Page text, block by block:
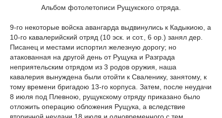
Альбом фотолетописи Рущукского отряда.
9-го некоторые войска авангарда выдвинулись к Кадыкиою, а
10-го кавалерийский отряд (10 эск. и сот., 6 ор.) занял дер.
Писанец и местами испортил железную дорогу; но
атакованная на другой день от Рущука и Разграда
неприятельским отрядом из 3 родов оружия, наша
кавалерия вынуждена были отойти к Сваленику, занятому, к
тому времени бригадою 13-го корпуса. Затем, после неудачи
8 июля под Плевною, рущукскому отряду приказано было
отложить операцию обложения Рущука, а вследствие
вторичной неудачи 18 июля и одновременного с тем